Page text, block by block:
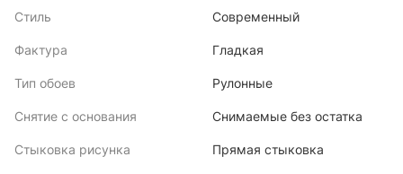
Стиль Современный
Фактура Гладкая
Тип обоев Рулонные
Снятие с основания Снимаемые без остатка
Стыковка рисунка Прямая стыковка